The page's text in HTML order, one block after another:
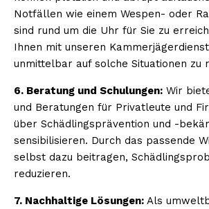
Notfällen wie einem Wespen- oder
sind rund um die Uhr für Sie zu
Ihnen mit unseren
unmittelbar auf solche Situationen zu
6. Beratung und Schulungen: Wir
und Beratungen für Privatleute und
über Schädlingsprävention und -
sensibilisieren. Durch das passende
selbst dazu beitragen,
reduzieren.
7. Nachhaltige Lösungen: Als